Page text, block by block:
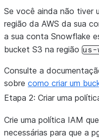
Se você ainda não tiver
região da AWS da sua
a sua conta Snowflake
bucket S3 na região us-
Consulte a
sobre como criar um
Etapa 2: Criar uma
Crie uma política IAM
necessárias para que a